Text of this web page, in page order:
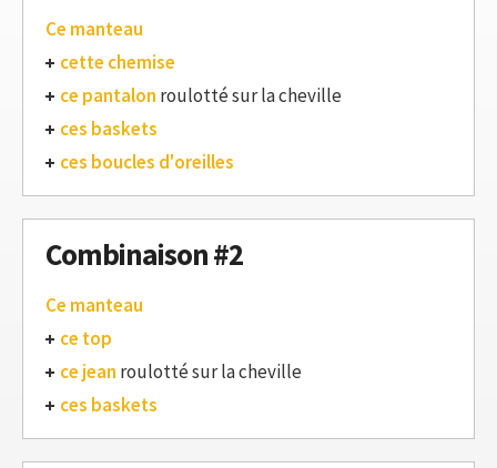
Ce manteau
cette chemise
ce pantalon roulotté sur la cheville
ces baskets
ces boucles d'oreilles
Combinaison #2
Ce manteau
ce top
ce jean roulotté sur la cheville
ces baskets